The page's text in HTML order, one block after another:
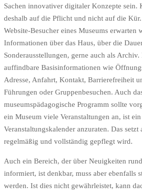
Sachen innovativer digitaler Konzepte sein.
deshalb auf die Pflicht und nicht auf die
Website-Besucher eines Museums erwarten
Informationen über das Haus, über die
Sonderausstellungen, gerne auch als
auffindbare Basisinformationen wie
Adresse, Anfahrt, Kontakt, Barrierefreiheit
Führungen oder Gruppenbesuchen. Auch
museumspädagogische Programm sollte
ein Museum viele Veranstaltungen an, ist
Veranstaltungskalender anzuraten. Das setzt
regelmäßig und vollständig gepflegt wird.
Auch ein Bereich, der über Neuigkeiten
informiert, ist denkbar, muss aber ebenfalls
werden. Ist dies nicht gewährleistet, kann